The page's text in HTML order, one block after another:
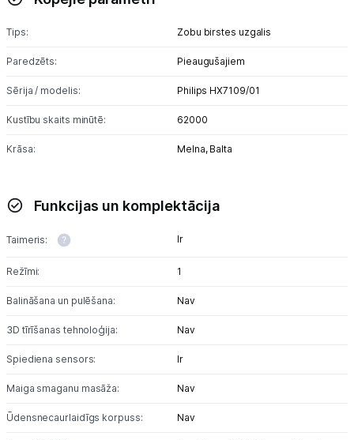
Kontakti
Tips: Zobu birstes uzgalis
Paredzēts: Pieaugušajiem
Sērija / modelis: Philips HX7109/01
Kustību skaits minūtē: 62000
Krāsa: Melna, Balta
Funkcijas un komplektācija
Taimeris: Ir
Režīmi: 1
Balināšana un pulēšana: Nav
3D tīrīšanas tehnoloģija: Nav
Spiediena sensors: Ir
Maiga smaganu masāža: Nav
Ūdensnecaurlaidīgs korpuss: Nav